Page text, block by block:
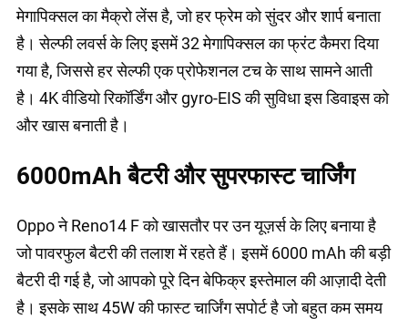
मेगापिक्सल का मैक्रो लेंस है, जो हर फ्रेम को सुंदर और शार्प बनाता
है। सेल्फी लवर्स के लिए इसमें 32 मेगापिक्सल का फ्रंट कैमरा दिया
गया है, जिससे हर सेल्फी एक प्रोफेशनल टच के साथ सामने आती
है। 4K वीडियो रिकॉर्डिंग और gyro-EIS की सुविधा इस डिवाइस को
और खास बनाती है।
6000mAh बैटरी और सुपरफास्ट चार्जिंग
Oppo ने Reno14 F को खासतौर पर उन यूज़र्स के लिए बनाया है
जो पावरफुल बैटरी की तलाश में रहते हैं। इसमें 6000 mAh की बड़ी
बैटरी दी गई है, जो आपको पूरे दिन बेफिक्र इस्तेमाल की आज़ादी देती
है। इसके साथ 45W की फास्ट चार्जिंग सपोर्ट है जो बहुत कम समय